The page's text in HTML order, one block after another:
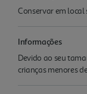
Conservar em local
Informações
Devido ao seu
crianças menores